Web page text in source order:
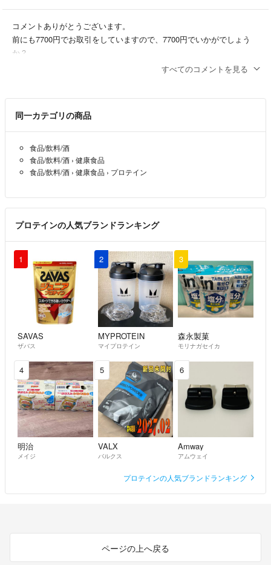
コメントありがとうございます。
前にも7700円でお取引をしていますので、7700円でいかがでしょう
か？
か？？（ ; ; ）
すべてのコメントを見る
同一カテゴリの商品
食品/飲料/酒
食品/飲料/酒 › 健康食品
食品/飲料/酒 › 健康食品 › プロテイン
プロテインの人気ブランドランキング
1
SAVAS
ザバス
2
MYPROTEIN
マイプロテイン
3
森永製菓
モリナガセイカ
4
明治
メイジ
5
VALX
バルクス
6
Amway
アムウェイ
プロテインの人気ブランドランキング
ページの上へ戻る